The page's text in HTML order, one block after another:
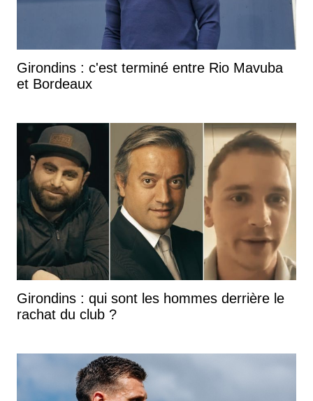
Girondins : c'est terminé entre Rio Mavuba
et Bordeaux
Girondins : qui sont les hommes derrière le
rachat du club ?